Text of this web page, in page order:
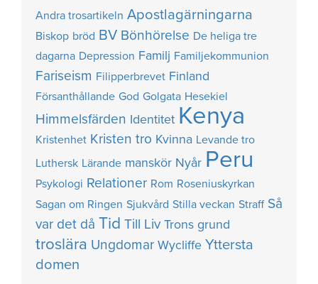
Andra trosartikeln Apostlagärningarna
Biskop bröd BV Bönhörelse De heliga tre
dagarna Depression Familj Familjekommunion
Fariseism Filipperbrevet Finland
Försanthållande God Golgata Hesekiel
Himmelsfärden Identitet Kenya
Kristenhet Kristen tro Kvinna Levande tro
Luthersk Lärande manskör Nyår Peru
Psykologi Relationer Rom Roseniuskyrkan
Sagan om Ringen Sjukvård Stilla veckan Straff Så
var det då Tid Till Liv Trons grund
troslära Ungdomar Wycliffe Yttersta
domen